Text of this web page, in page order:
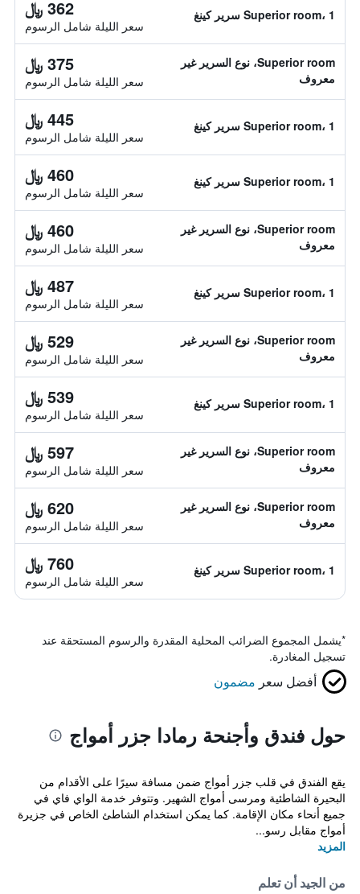
Superior room، 1 سرير كينغ 362 ﷼
سعر الليلة شامل الرسوم
Superior room، نوع السرير غير
معروف
375 ﷼
سعر الليلة شامل الرسوم
Superior room، 1 سرير كينغ 445 ﷼
سعر الليلة شامل الرسوم
Superior room، 1 سرير كينغ 460 ﷼
سعر الليلة شامل الرسوم
Superior room، نوع السرير غير
معروف
460 ﷼
سعر الليلة شامل الرسوم
Superior room، 1 سرير كينغ 487 ﷼
سعر الليلة شامل الرسوم
Superior room، نوع السرير غير
معروف
529 ﷼
سعر الليلة شامل الرسوم
Superior room، 1 سرير كينغ 539 ﷼
سعر الليلة شامل الرسوم
Superior room، نوع السرير غير
معروف
597 ﷼
سعر الليلة شامل الرسوم
Superior room، نوع السرير غير
معروف
620 ﷼
سعر الليلة شامل الرسوم
Superior room، 1 سرير كينغ 760 ﷼
سعر الليلة شامل الرسوم
*يشمل المجموع الضرائب المحلية المقدرة والرسوم المستحقة عند
تسجيل المغادرة.
أفضل سعر مضمون
حول فندق وأجنحة رمادا جزر أمواج
يقع الفندق في قلب جزر أمواج ضمن مسافة سيرًا على الأقدام من
البحيرة الشاطئية ومرسى أمواج الشهير. وتتوفر خدمة الواي فاي في
جميع أنحاء مكان الإقامة. كما يمكن استخدام الشاطئ الخاص في جزيرة
أمواج مقابل رسو...
المزيد
من الجيد أن تعلم